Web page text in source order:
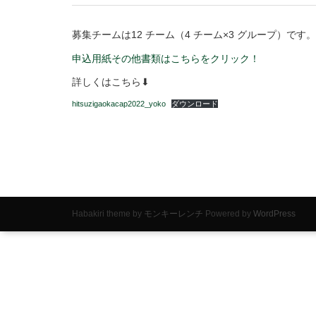
募集チームは12 チーム（4 チーム×3 グループ）です。
申込用紙その他書類はこちらをクリック！
詳しくはこちら⬇
hitsuzigaokacap2022_yoko ダウンロード
Habakiri theme by モンキーレンチ Powered by WordPress